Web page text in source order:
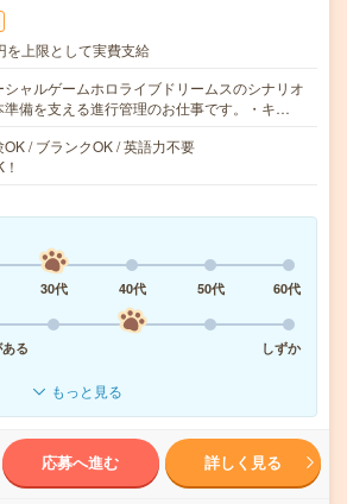
を上限として実費支給
シャルゲームホロライブドリームスのシナリオ
準備を支える進行管理のお仕事です。・キ…
/ ブランクOK / 英語力不要
30代 40代 50代
60代
る
しずか
もっと見る
応募へ進む 詳しく見る